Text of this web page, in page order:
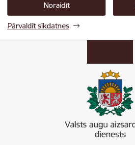
Noraidīt
Pārvaldīt sīkdatnes